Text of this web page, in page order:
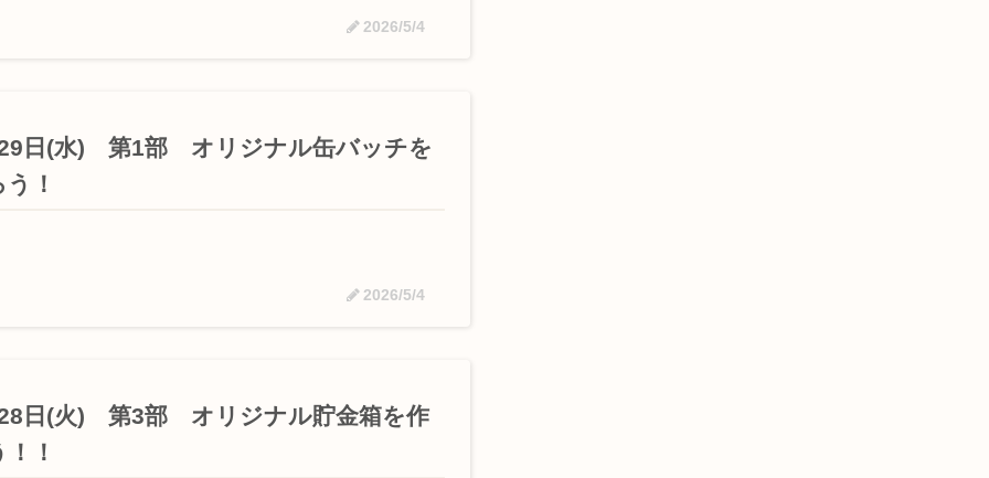
2026/5/4
日(水) 第1部 オリジナル缶バッチを
！
2026/5/4
日(火) 第3部 オリジナル貯金箱を作
！